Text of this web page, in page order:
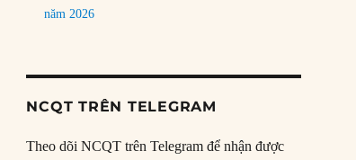
năm 2026
NCQT TRÊN TELEGRAM
Theo dõi NCQT trên Telegram để nhận được